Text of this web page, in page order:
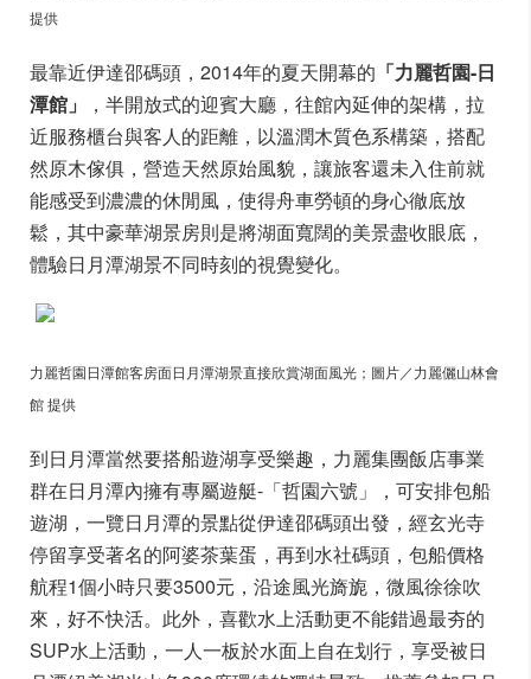
提供
最靠近伊達邵碼頭，2014年的夏天開幕的 「力麗哲園-日
潭館」
，半開放式的迎賓大廳，往館內延伸的架構，拉
近服務櫃台與客人的距離，以溫潤木質色系構築，搭配
然原木傢俱，營造天然原始風貌，讓旅客還未入住前就
能感受到濃濃的休閒風，使得舟車勞頓的身心徹底放
鬆，其中豪華湖景房則是將湖面寬闊的美景盡收眼底，
體驗日月潭湖景不同時刻的視覺變化。
力麗哲園日潭館客房面日月潭湖景直接欣賞湖面風光；圖片／力麗儷山林會
館 提供
到日月潭當然要搭船遊湖享受樂趣，力麗集團飯店事業
群在日月潭內擁有專屬遊艇-「哲園六號」，可安排包船
遊湖，一覽日月潭的景點從伊達邵碼頭出發，經玄光寺
停留享受著名的阿婆茶葉蛋，再到水社碼頭，包船價格
航程1個小時只要3500元，沿途風光旖旎，微風徐徐吹
來，好不快活。此外，喜歡水上活動更不能錯過最夯的
SUP水上活動，一人一板於水面上自在划行，享受被日